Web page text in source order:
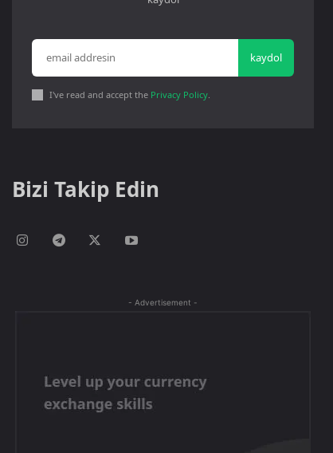
kaydol
I've read and accept the Privacy Policy.
Bizi Takip Edin
- Advertisement -